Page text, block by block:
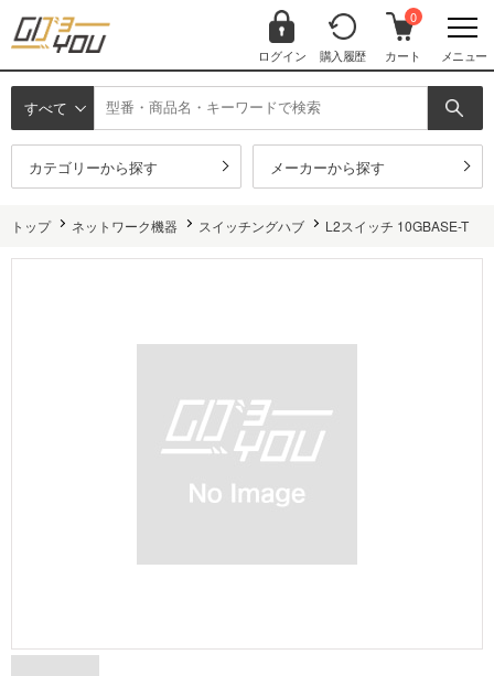
ログイン 購入履歴
0
カート メニュー
すべて
カテゴリーから探す メーカーから探す
トップ ネットワーク機器 スイッチングハブ L2スイッチ 10GBASE-T